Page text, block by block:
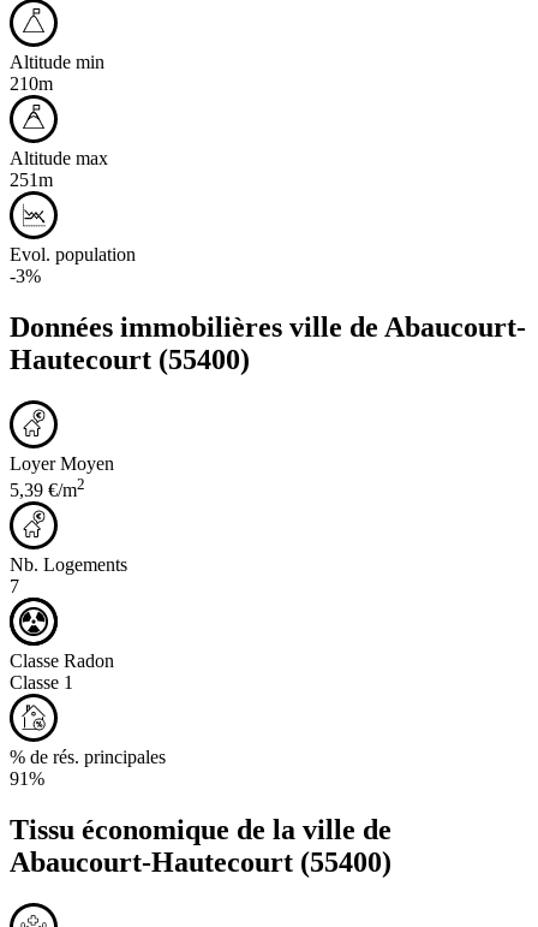
Altitude min
210m
Altitude max
251m
Evol. population
-3%
Données immobilières ville de Abaucourt-
Hautecourt (55400)
Loyer Moyen
5,39 €/m2
Nb. Logements
7
Classe Radon
Classe 1
% de rés. principales
91%
Tissu économique de la ville de
Abaucourt-Hautecourt (55400)